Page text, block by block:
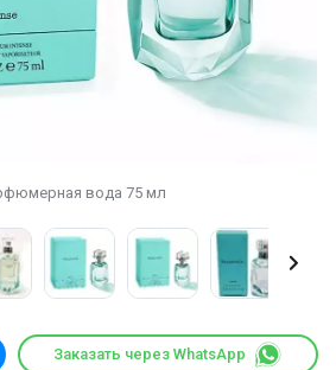
вода 75 мл
Заказать через WhatsApp